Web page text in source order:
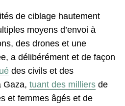
de ciblage hautement
moyens d’envoi à
des drones et une
a délibérément et de façon
des civils et des
Gaza, tuant des milliers de
et femmes âgés et de